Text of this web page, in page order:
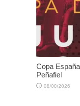
Copa
Peñafiel
08/08/2026